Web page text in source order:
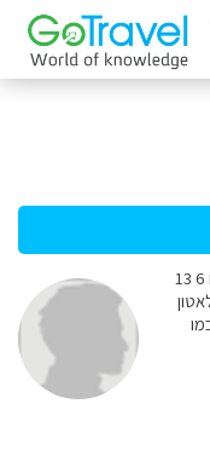
נוסעים בקיץ להונגריה הורים ושלושה ילדים גילאים 6 13
בלאטון